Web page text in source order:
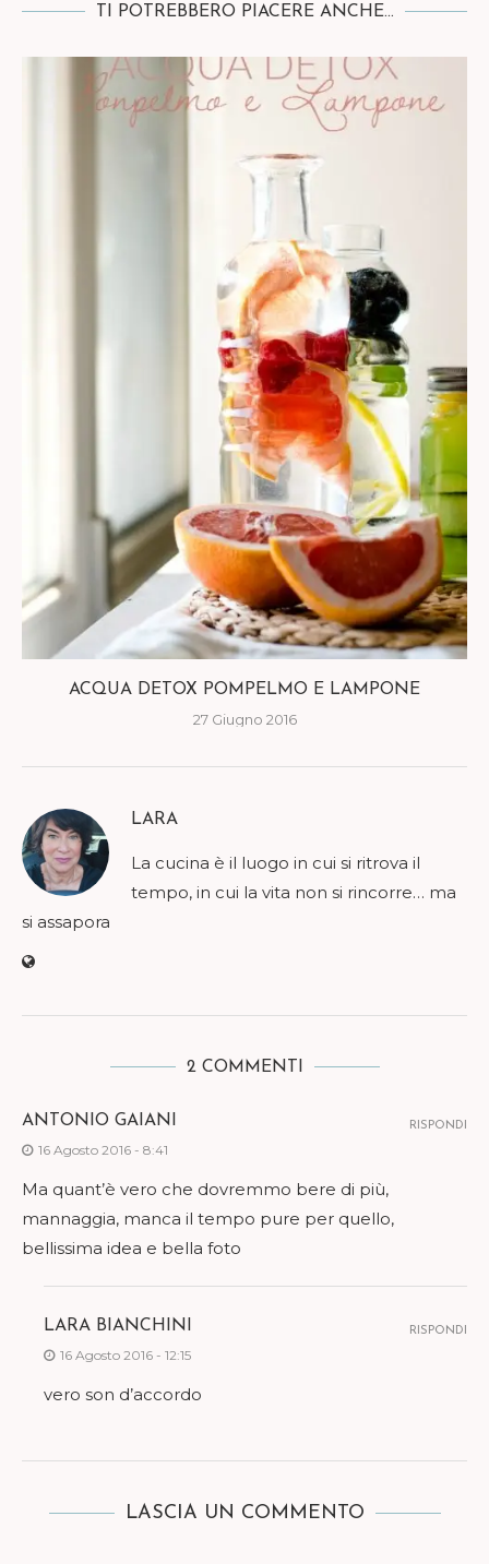
TI POTREBBERO PIACERE ANCHE...
ACQUA DETOX POMPELMO E LAMPONE
27 Giugno 2016
LARA
La cucina è il luogo in cui si ritrova il
tempo, in cui la vita non si rincorre… ma
si assapora
2 COMMENTI
ANTONIO GAIANI
16 Agosto 2016 - 8:41
Ma quant’è vero che dovremmo bere di più,
mannaggia, manca il tempo pure per quello,
bellissima idea e bella foto
RISPONDI
LARA BIANCHINI
16 Agosto 2016 - 12:15
vero son d’accordo
RISPONDI
LASCIA UN COMMENTO